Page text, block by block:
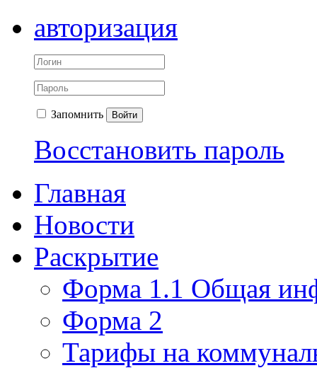
авторизация
Запомнить Войти
Восстановить пароль
Главная
Новости
Раскрытие
Форма 1.1 Общая
Форма 2
Тарифы на